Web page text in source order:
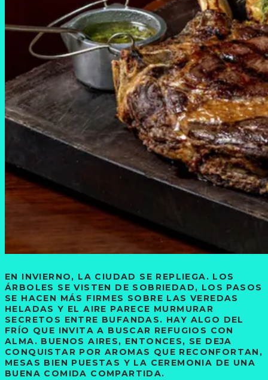
EN INVIERNO, LA CIUDAD SE REPLIEGA. LOS
ÁRBOLES SE VISTEN DE SOBRIEDAD, LOS PASOS
SE HACEN MÁS FIRMES SOBRE LAS VEREDAS
HELADAS Y EL AIRE PARECE MURMURAR
SECRETOS ENTRE BUFANDAS. HAY ALGO DEL
FRÍO QUE INVITA A BUSCAR REFUGIOS CON
ALMA. BUENOS AIRES, ENTONCES, SE DEJA
CONQUISTAR POR AROMAS QUE RECONFORTAN,
MESAS BIEN PUESTAS Y LA CEREMONIA DE UNA
BUENA COMIDA COMPARTIDA.